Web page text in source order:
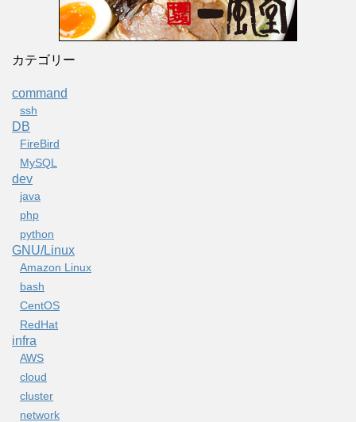
カテゴリー
command
ssh
DB
FireBird
MySQL
dev
java
php
python
GNU/Linux
Amazon Linux
bash
CentOS
RedHat
infra
AWS
cloud
cluster
network